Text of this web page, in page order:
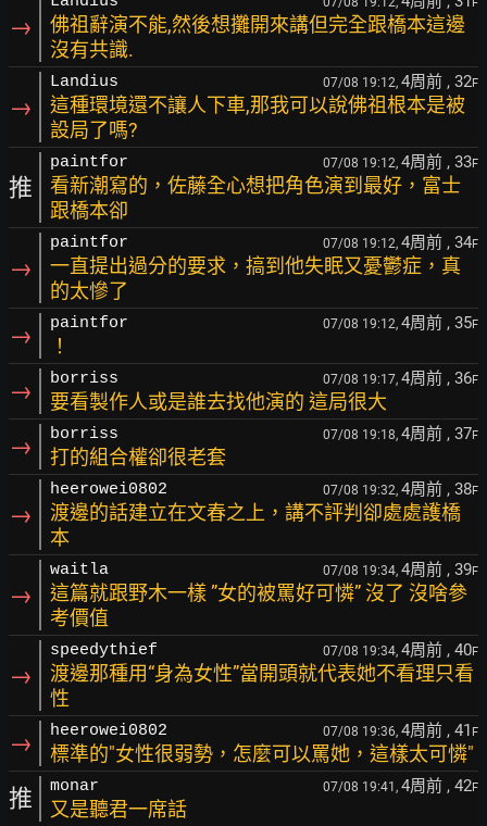
→
佛祖辭演不能,然後想攤開來講但完全跟橋本這邊
沒有共識.
→
Landius 07/08 19:12, 4周前 , 32F
這種環境還不讓人下車,那我可以說佛祖根本是被
設局了嗎?
推
paintfor 07/08 19:12, 4周前 , 33F
看新潮寫的，佐藤全心想把角色演到最好，富士
跟橋本卻
→
paintfor 07/08 19:12, 4周前 , 34F
一直提出過分的要求，搞到他失眠又憂鬱症，真
的太慘了
→ paintfor 07/08 19:12, 4周前 , 35F
！
→ borriss 07/08 19:17, 4周前 , 36F
要看製作人或是誰去找他演的 這局很大
→ borriss 07/08 19:18, 4周前 , 37F
打的組合權卻很老套
→
heerowei0802 07/08 19:32, 4周前 , 38F
渡邊的話建立在文春之上，講不評判卻處處護橋
本
→
waitla 07/08 19:34, 4周前 , 39F
這篇就跟野木一樣 ”女的被罵好可憐” 沒了 沒啥參
考價值
→
speedythief 07/08 19:34, 4周前 , 40F
渡邊那種用“身為女性”當開頭就代表她不看理只看
性
→ heerowei0802 07/08 19:36, 4周前 , 41 F
標準的"女性很弱勢，怎麼可以罵她，這樣太可憐"
推 monar 07/08 19:41, 4周前 , 42F
又是聽君一席話